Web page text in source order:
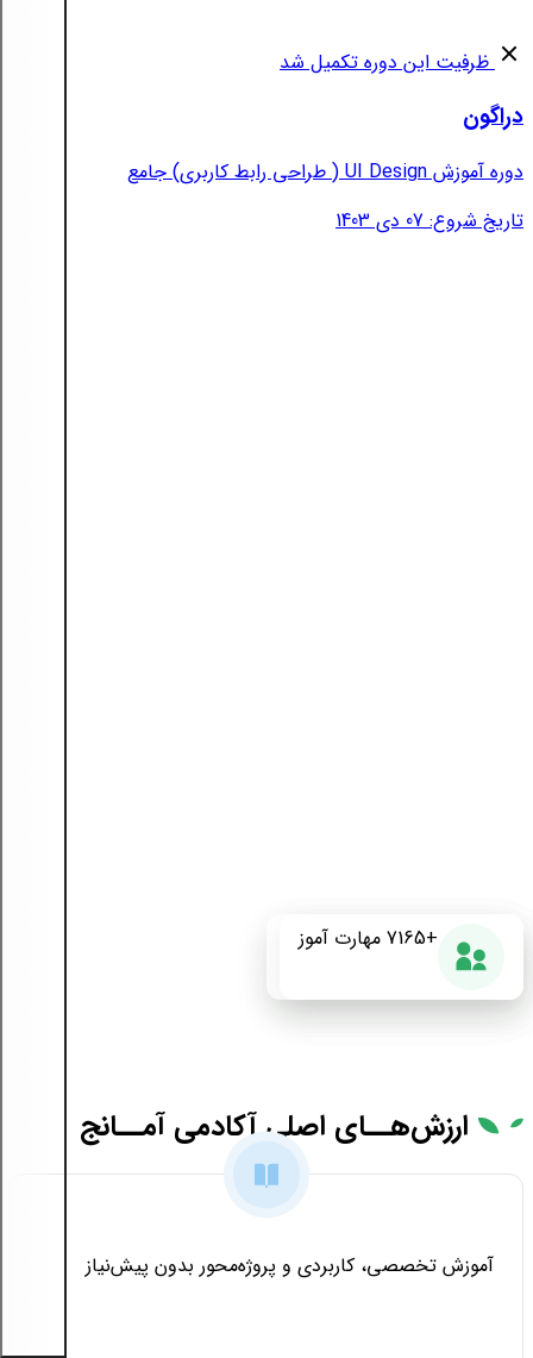
ظرفیت این دوره تکمیل شد
دراگون
دوره آموزش UI Design ( طراحی رابط کاربری) جامع
تاریخ شروع: 07 دی 1403
+175 دوره آموزشی 87% رضایت از دوره +7165 مهارت آموز
ارزش‌هــای اصلی آکادمی آمــانج
آموزش تخصصی، کاربردی و پروژه‌محور بدون پیش‌نیاز